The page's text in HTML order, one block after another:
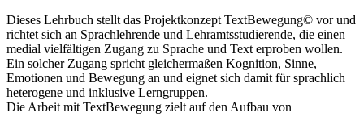
Dieses Lehrbuch stellt das Projektkonzept TextBewegung© vor und
richtet sich an Sprachlehrende und Lehramtsstudierende, die einen
medial vielfältigen Zugang zu Sprache und Text erproben wollen.
Ein solcher Zugang spricht gleichermaßen Kognition, Sinne,
Emotionen und Bewegung an und eignet sich damit für sprachlich
heterogene und inklusive Lerngruppen.
Die Arbeit mit TextBewegung zielt auf den Aufbau von